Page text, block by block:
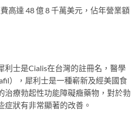
高達 48 億 8 千萬美元，佔年營業額
利士是Cialis在台灣的註冊名，醫學
），犀利士是一種嶄新及經美國食
治療勃起性功能障礙癥藥物，對於勃
症狀有非常顯著的改善。